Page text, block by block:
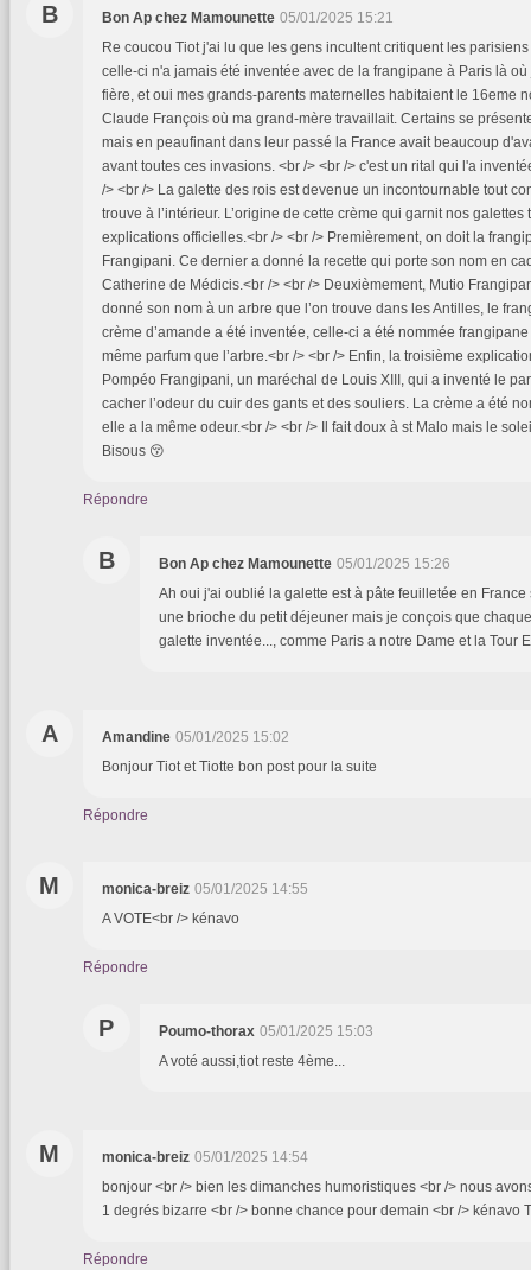
B Bon Ap chez Mamounette 05/01/2025 15:21
Re coucou Tiot j'ai lu que les gens incultent critiquent les
celle-ci n'a jamais été inventée avec de la frangipane à Paris là
fière, et oui mes grands-parents maternelles habitaient le 16eme
Claude François où ma grand-mère travaillait. Certains se
mais en peaufinant dans leur passé la France avait beaucoup
avant toutes ces invasions. <br /> <br /> c'est un rital qui l'a
/> <br /> La galette des rois est devenue un incontournable tout
trouve à l’intérieur. L’origine de cette crème qui garnit nos
explications officielles.<br /> <br /> Premièrement, on doit la
Frangipani. Ce dernier a donné la recette qui porte son nom en
Catherine de Médicis.<br /> <br /> Deuxièmement, Mutio
donné son nom à un arbre que l’on trouve dans les Antilles, le
crème d’amande a été inventée, celle-ci a été nommée
même parfum que l’arbre.<br /> <br /> Enfin, la troisième
Pompéo Frangipani, un maréchal de Louis XIII, qui a inventé le
cacher l’odeur du cuir des gants et des souliers. La crème a été
elle a la même odeur.<br /> <br /> Il fait doux à st Malo mais le
Bisous 😚
Répondre
B Bon Ap chez Mamounette 05/01/2025 15:26
Ah oui j'ai oublié la galette est à pâte feuilletée en
une brioche du petit déjeuner mais je conçois que
galette inventée..., comme Paris a notre Dame et la Tour
A Amandine 05/01/2025 15:02
Bonjour Tiot et Tiotte bon post pour la suite
Répondre
M monica-breiz 05/01/2025 14:55
A VOTE<br /> kénavo
Répondre
P Poumo-thorax 05/01/2025 15:03
A voté aussi,tiot reste 4ème...
M monica-breiz 05/01/2025 14:54
bonjour <br /> bien les dimanches humoristiques <br /> nous
1 degrés bizarre <br /> bonne chance pour demain <br /> kénavo
Répondre